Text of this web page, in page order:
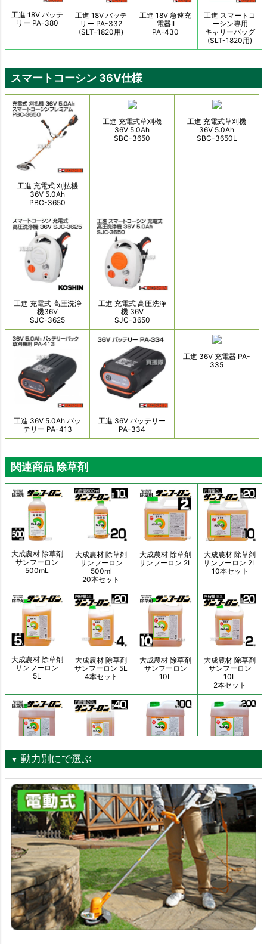
▼ 動力別にで選ぶ